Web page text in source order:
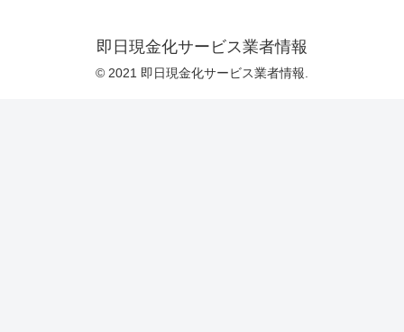
即日現金化サービス業者情報
© 2021 即日現金化サービス業者情報.